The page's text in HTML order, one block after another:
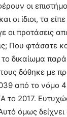
οι
οι ίδιοι, τα
οι προτάσεις
Που φτάσατε
δικαίωμα
δόθηκε με
από το νόμο
το 2017.
όμως